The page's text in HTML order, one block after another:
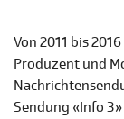
Von 2011 bis
Produzent und
Sendung «Info